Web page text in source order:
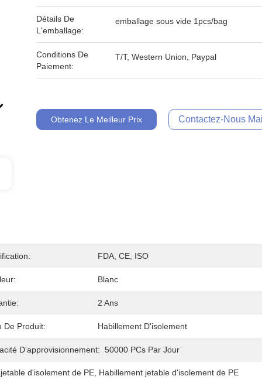
Détails De
L'emballage:
emballage sous vide 1pcs/bag
Conditions De
Paiement:
T/T, Western Union, Paypal
Obtenez Le Meilleur Prix Contactez-Nous
FDA, CE, ISO
Blanc
2 Ans
De Produit: Habillement D'isolement
D'approvisionnement: 50000 PCs Par Jour
d'isolement de PE Habillement jetable d'isolement de PE